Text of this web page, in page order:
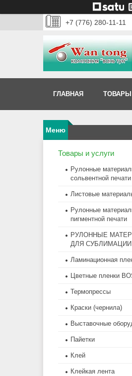
+7 (776) 280-11-11
ГЛАВНАЯ ТОВАРЫ
Товары и услуги
Рулонные
сольвентной печати
Листовые
Рулонные
пигментной печати
РУЛОННЫЕ
ДЛЯ СУБЛИМАЦИИ
Ламинационная
Цветные пленки
Термопрессы
Краски (чернила)
Выставочные
Пайетки
Клей
Клейкая лента